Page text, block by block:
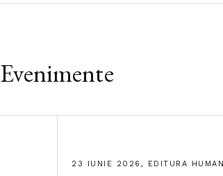
Evenimente
23 IUNIE 2026, EDITURA